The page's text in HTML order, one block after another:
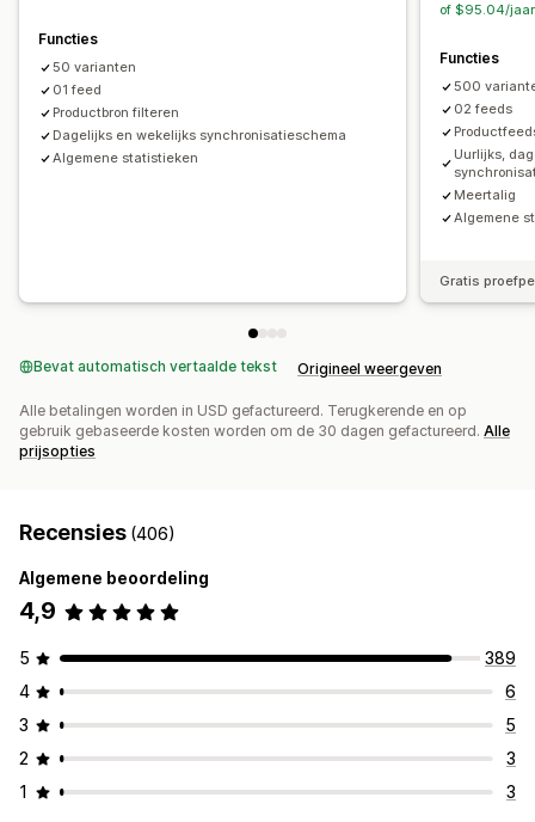
Productsynchronisatie
Geplande synchronisatie
Productselectie
Targetspecifieke locaties
Feedoptimalisatie
Functies
50 varianten
01 feed
Productbron filteren
Dagelijks en wekelijks synchronisatieschema
Algemene statistieken
of $95.04/
Functies
500
02 feeds
Uurlijks,
Meertalig
Algemene
Gratis
Bevat automatisch vertaalde tekst Origineel weergeven
Alle betalingen worden in USD gefactureerd. Terugkerende en op
gebruik gebaseerde kosten worden om de 30 dagen gefactureerd. Alle
prijsopties
Recensies (406)
Algemene beoordeling
4,9
5
389
4
6
3
5
2
3
1
3